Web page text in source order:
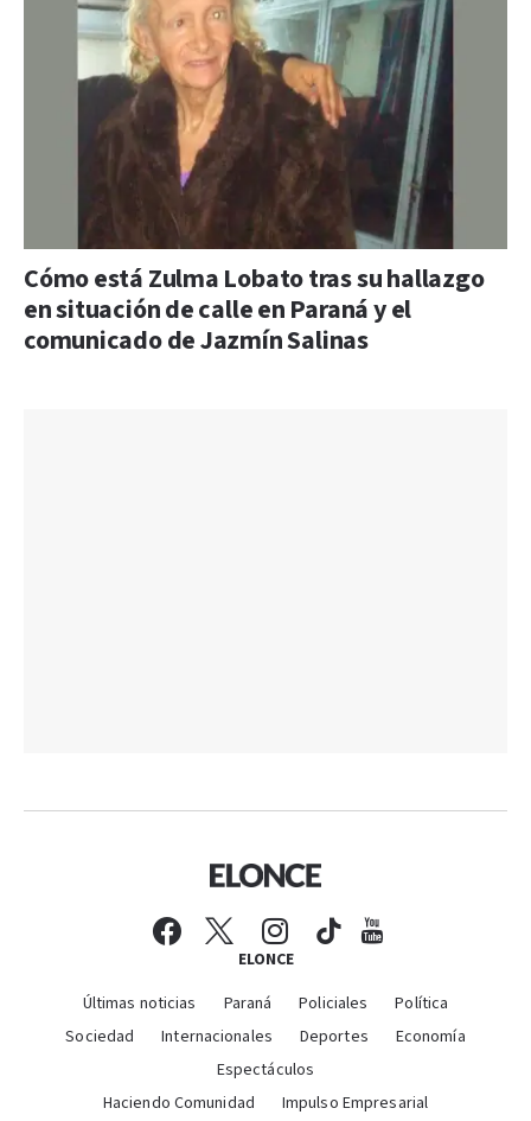
Cómo está Zulma Lobato tras su hallazgo
en situación de calle en Paraná y el
comunicado de Jazmín Salinas
ELONCE
Últimas noticias Paraná Policiales
Política
Sociedad
Internacionales Deportes
Economía
Espectáculos
Haciendo Comunidad
Impulso Empresarial